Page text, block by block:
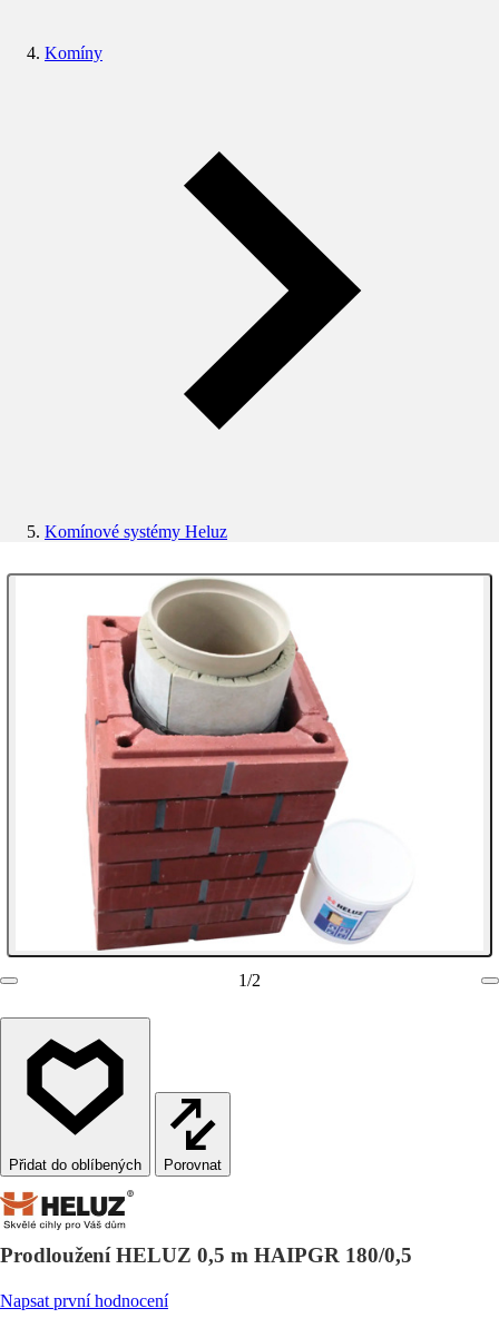
Komíny
Komínové systémy Heluz
1/2
Porovnat
Prodloužení HELUZ 0,5 m HAIPGR 180/0,5
Napsat první hodnocení